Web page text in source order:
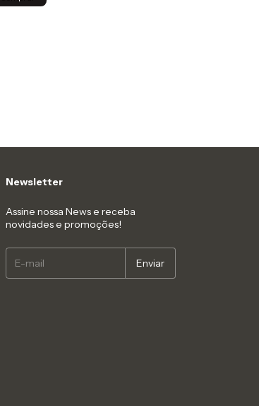
Newsletter
Assine nossa News e receba
novidades e promoções!